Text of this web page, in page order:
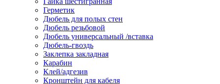
Герметик
Дюбель для полых стен
Дюбель резьбовой
Дюбель универсальный /вставка
Дюбель-гвоздь
Заклепка закладная
Карабин
Клей/адгезив
Кронштейн для кабеля